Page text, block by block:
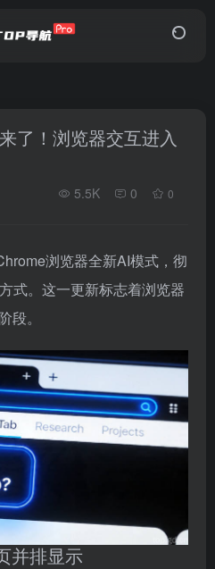
了！浏览器交互进入
5.5K 0 0
浏览器全新AI模式，彻
式。这一更新标志着浏览器
段。
并排显示